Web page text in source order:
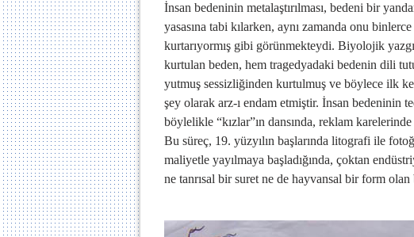
İnsan bedeninin metalaştırılması, bedeni bir
yasasına tabi kılarken, aynı zamanda onu
kurtarıyormış gibi görünmekteydi. Biyolojik
kurtulan beden, hem tragedyadaki bedenin dili
yutmuş sessizliğinden kurtulmuş ve böylece ilk
şey olarak arz-ı endam etmiştir. İnsan bedeninin
böylelikle “kızlar”ın dansında, reklam
Bu süreç, 19. yüzyılın başlarında litografi ile
maliyetle yayılmaya başladığında, çoktan
ne tanrısal bir suret ne de hayvansal bir form olan